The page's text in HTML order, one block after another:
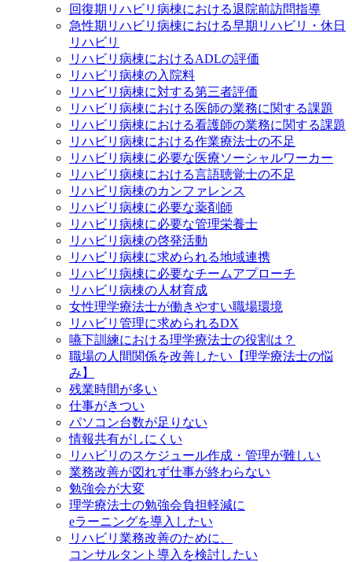
回復期リハビリ病棟における退院前訪問指導
急性期リハビリ病棟における早期リハビリ・休日
リハビリ
リハビリ病棟におけるADLの評価
リハビリ病棟の入院料
リハビリ病棟に対する第三者評価
リハビリ病棟における医師の業務に関する課題
リハビリ病棟における看護師の業務に関する課題
リハビリ病棟における作業療法士の不足
リハビリ病棟に必要な医療ソーシャルワーカー
リハビリ病棟における言語聴覚士の不足
リハビリ病棟のカンファレンス
リハビリ病棟に必要な薬剤師
リハビリ病棟に必要な管理栄養士
リハビリ病棟の啓発活動
リハビリ病棟に求められる地域連携
リハビリ病棟に必要なチームアプローチ
リハビリ病棟の人材育成
女性理学療法士が働きやすい職場環境
リハビリ管理に求められるDX
嚥下訓練における理学療法士の役割は？
職場の人間関係を改善したい【理学療法士の悩
み】
残業時間が多い
仕事がきつい
パソコン台数が足りない
情報共有がしにくい
リハビリのスケジュール作成・管理が難しい
業務改善が図れず仕事が終わらない
勉強会が大変
理学療法士の勉強会負担軽減に
eラーニングを導入したい
リハビリ業務改善のために、
コンサルタント導入を検討したい